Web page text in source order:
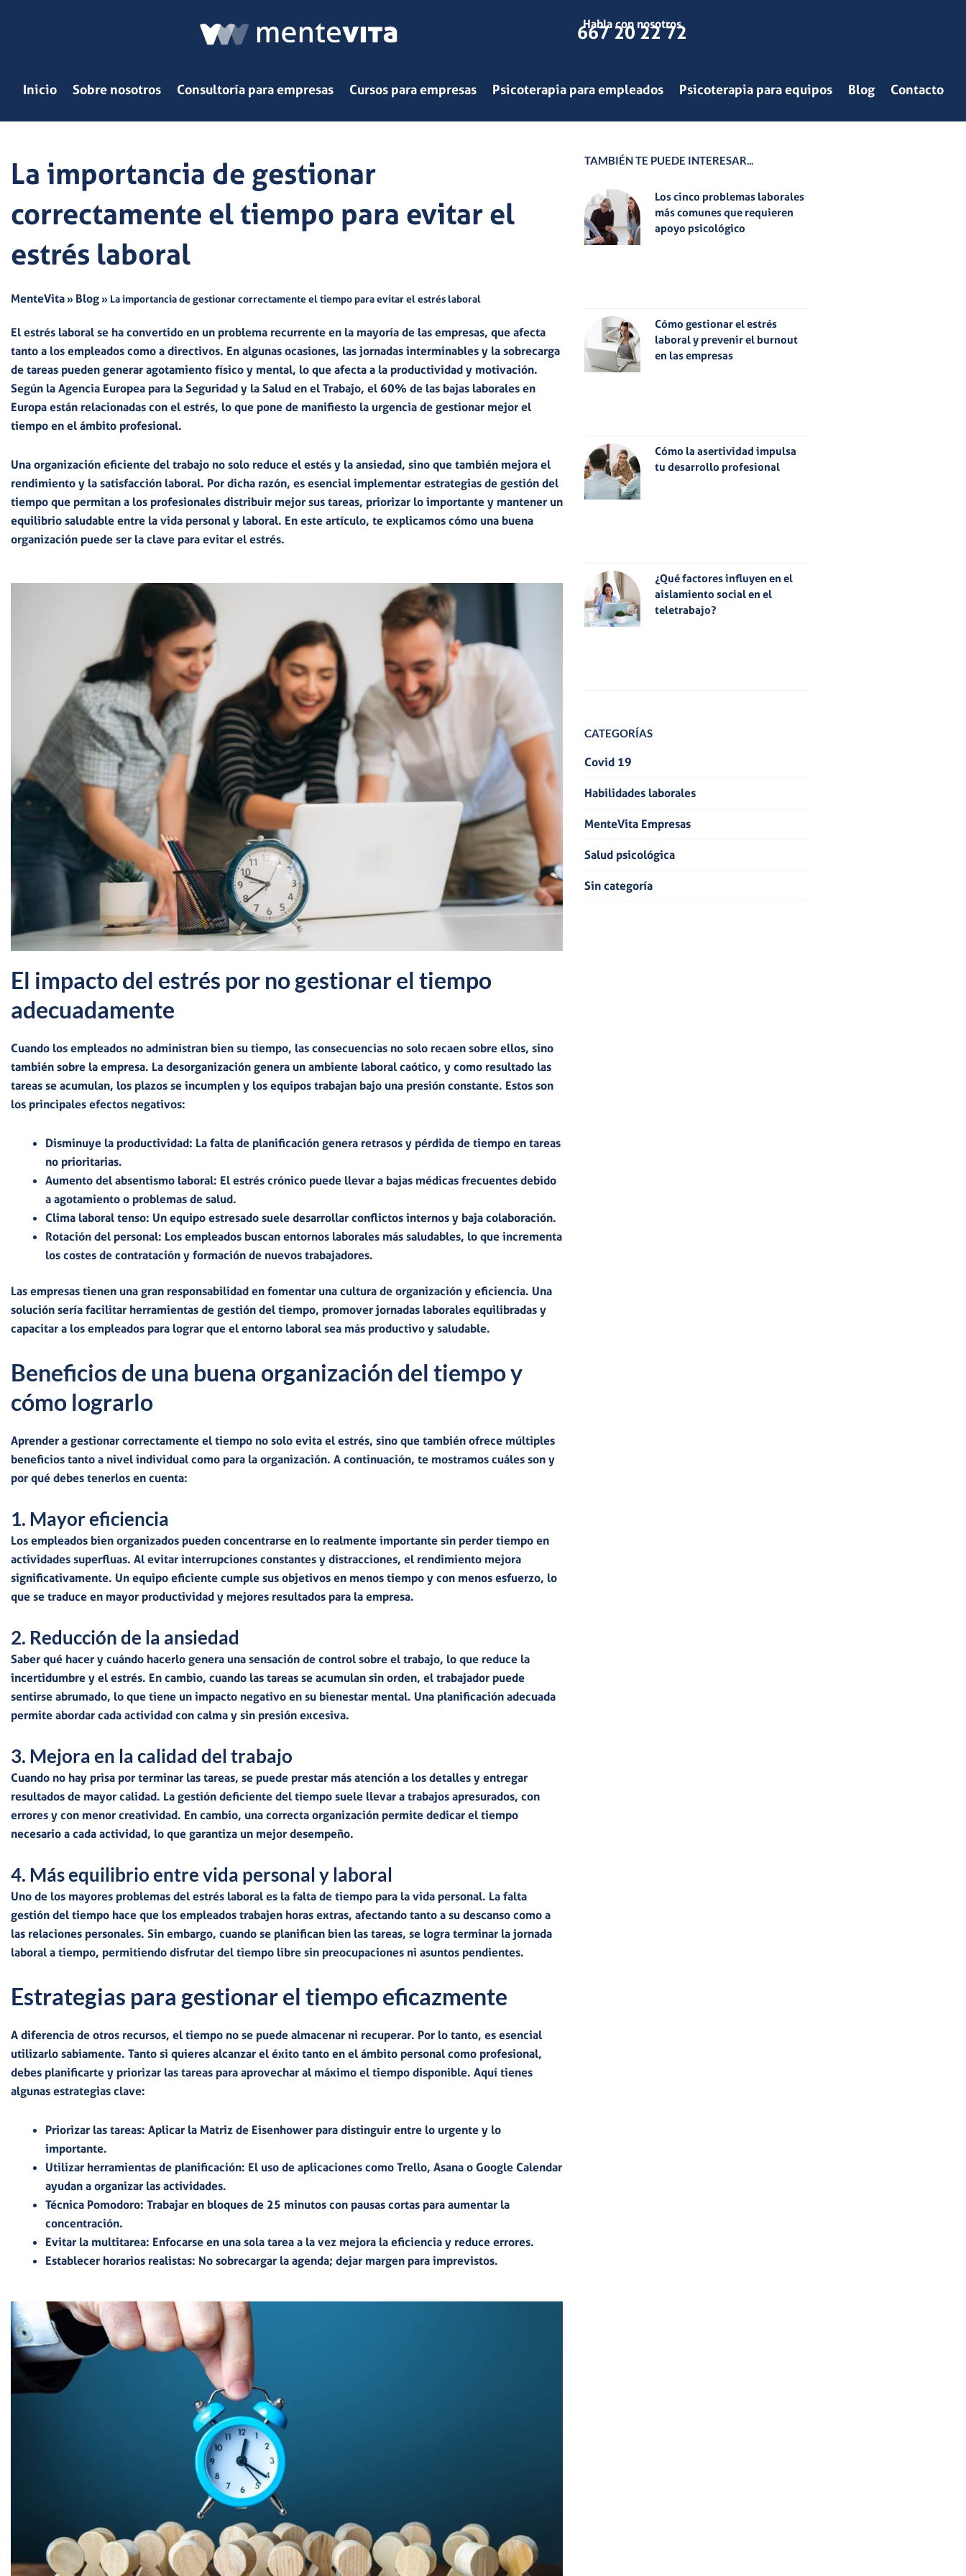
Habla con nosotros
667 20 22 72
Inicio Sobre nosotros Consultoría para empresas Cursos para empresas Psicoterapia para empleados Psicoterapia para equipos Blog Contacto
La importancia de gestionar
correctamente el tiempo para evitar el
estrés laboral
MenteVita» Blog» La importancia de gestionar correctamente el tiempo para evitar el estrés laboral
El estrés laboral se ha convertido en un problema recurrente en la mayoría de las empresas, que afecta
tanto a los empleados como a directivos. En algunas ocasiones, las jornadas interminables y la sobrecarga
de tareas pueden generar agotamiento físico y mental, lo que afecta a la productividad y motivación.
Según la Agencia Europea para la Seguridad y la Salud en el Trabajo, el 60% de las bajas laborales en
Europa están relacionadas con el estrés, lo que pone de manifiesto la urgencia de gestionar mejor el
tiempo en el ámbito profesional.
Una organización eficiente del trabajo no solo reduce el estés y la ansiedad, sino que también mejora el
rendimiento y la satisfacción laboral. Por dicha razón, es esencial implementar estrategias de gestión del
tiempo que permitan a los profesionales distribuir mejor sus tareas, priorizar lo importante y mantener un
equilibrio saludable entre la vida personal y laboral. En este artículo, te explicamos cómo una buena
organización puede ser la clave para evitar el estrés.
El impacto del estrés por no gestionar el tiempo
adecuadamente
Cuando los empleados no administran bien su tiempo, las consecuencias no solo recaen sobre ellos, sino
también sobre la empresa. La desorganización genera un ambiente laboral caótico, y como resultado las
tareas se acumulan, los plazos se incumplen y los equipos trabajan bajo una presión constante. Estos son
los principales efectos negativos:
Disminuye la productividad: La falta de planificación genera retrasos y pérdida de tiempo en tareas
no prioritarias.
Aumento del absentismo laboral: El estrés crónico puede llevar a bajas médicas frecuentes debido
a agotamiento o problemas de salud.
Clima laboral tenso: Un equipo estresado suele desarrollar conflictos internos y baja colaboración.
Rotación del personal: Los empleados buscan entornos laborales más saludables, lo que incrementa
los costes de contratación y formación de nuevos trabajadores.
Las empresas tienen una gran responsabilidad en fomentar una cultura de organización y eficiencia. Una
solución sería facilitar herramientas de gestión del tiempo, promover jornadas laborales equilibradas y
capacitar a los empleados para lograr que el entorno laboral sea más productivo y saludable.
Beneficios de una buena organización del tiempo y
cómo lograrlo
Aprender a gestionar correctamente el tiempo no solo evita el estrés, sino que también ofrece múltiples
beneficios tanto a nivel individual como para la organización. A continuación, te mostramos cuáles son y
por qué debes tenerlos en cuenta:
1. Mayor eficiencia
Los empleados bien organizados pueden concentrarse en lo realmente importante sin perder tiempo en
actividades superfluas. Al evitar interrupciones constantes y distracciones, el rendimiento mejora
significativamente. Un equipo eficiente cumple sus objetivos en menos tiempo y con menos esfuerzo, lo
que se traduce en mayor productividad y mejores resultados para la empresa.
2. Reducción de la ansiedad
Saber qué hacer y cuándo hacerlo genera una sensación de control sobre el trabajo, lo que reduce la
incertidumbre y el estrés. En cambio, cuando las tareas se acumulan sin orden, el trabajador puede
sentirse abrumado, lo que tiene un impacto negativo en su bienestar mental. Una planificación adecuada
permite abordar cada actividad con calma y sin presión excesiva.
3. Mejora en la calidad del trabajo
Cuando no hay prisa por terminar las tareas, se puede prestar más atención a los detalles y entregar
resultados de mayor calidad. La gestión deficiente del tiempo suele llevar a trabajos apresurados, con
errores y con menor creatividad. En cambio, una correcta organización permite dedicar el tiempo
necesario a cada actividad, lo que garantiza un mejor desempeño.
4. Más equilibrio entre vida personal y laboral
Uno de los mayores problemas del estrés laboral es la falta de tiempo para la vida personal. La falta
gestión del tiempo hace que los empleados trabajen horas extras, afectando tanto a su descanso como a
las relaciones personales. Sin embargo, cuando se planifican bien las tareas, se logra terminar la jornada
laboral a tiempo, permitiendo disfrutar del tiempo libre sin preocupaciones ni asuntos pendientes.
Estrategias para gestionar el tiempo eficazmente
A diferencia de otros recursos, el tiempo no se puede almacenar ni recuperar. Por lo tanto, es esencial
utilizarlo sabiamente. Tanto si quieres alcanzar el éxito tanto en el ámbito personal como profesional,
debes planificarte y priorizar las tareas para aprovechar al máximo el tiempo disponible. Aquí tienes
algunas estrategias clave:
Priorizar las tareas: Aplicar la Matriz de Eisenhower para distinguir entre lo urgente y lo
importante.
Utilizar herramientas de planificación: El uso de aplicaciones como Trello, Asana o Google Calendar
ayudan a organizar las actividades.
Técnica Pomodoro: Trabajar en bloques de 25 minutos con pausas cortas para aumentar la
concentración.
Evitar la multitarea: Enfocarse en una sola tarea a la vez mejora la eficiencia y reduce errores.
Establecer horarios realistas: No sobrecargar la agenda; dejar margen para imprevistos.
TAMBIÉN TE PUEDE INTERESAR...
Los cinco problemas laborales
más comunes que requieren
apoyo psicológico
Cómo gestionar el estrés
laboral y prevenir el burnout
en las empresas
Cómo la asertividad impulsa
tu desarrollo profesional
¿Qué factores influyen en el
aislamiento social en el
teletrabajo?
CATEGORÍAS
Covid 19
Habilidades laborales
MenteVita Empresas
Salud psicológica
Sin categoría